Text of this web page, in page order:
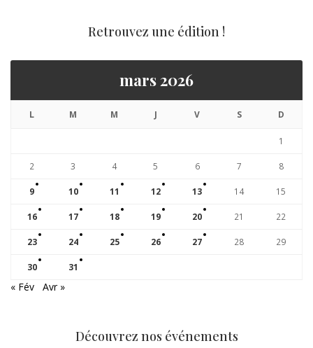
Retrouvez une édition !
mars 2026
L M M J V S D
1
2 3 4 5 6 7 8
9 10 11 12 13 14 15
16 17 18 19 20 21 22
23 24 25 26 27 28 29
30 31
« Fév Avr »
Découvrez nos événements